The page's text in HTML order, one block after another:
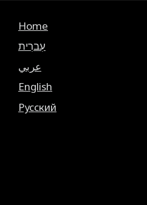
Home
עִברִית
عربي
English
Русский